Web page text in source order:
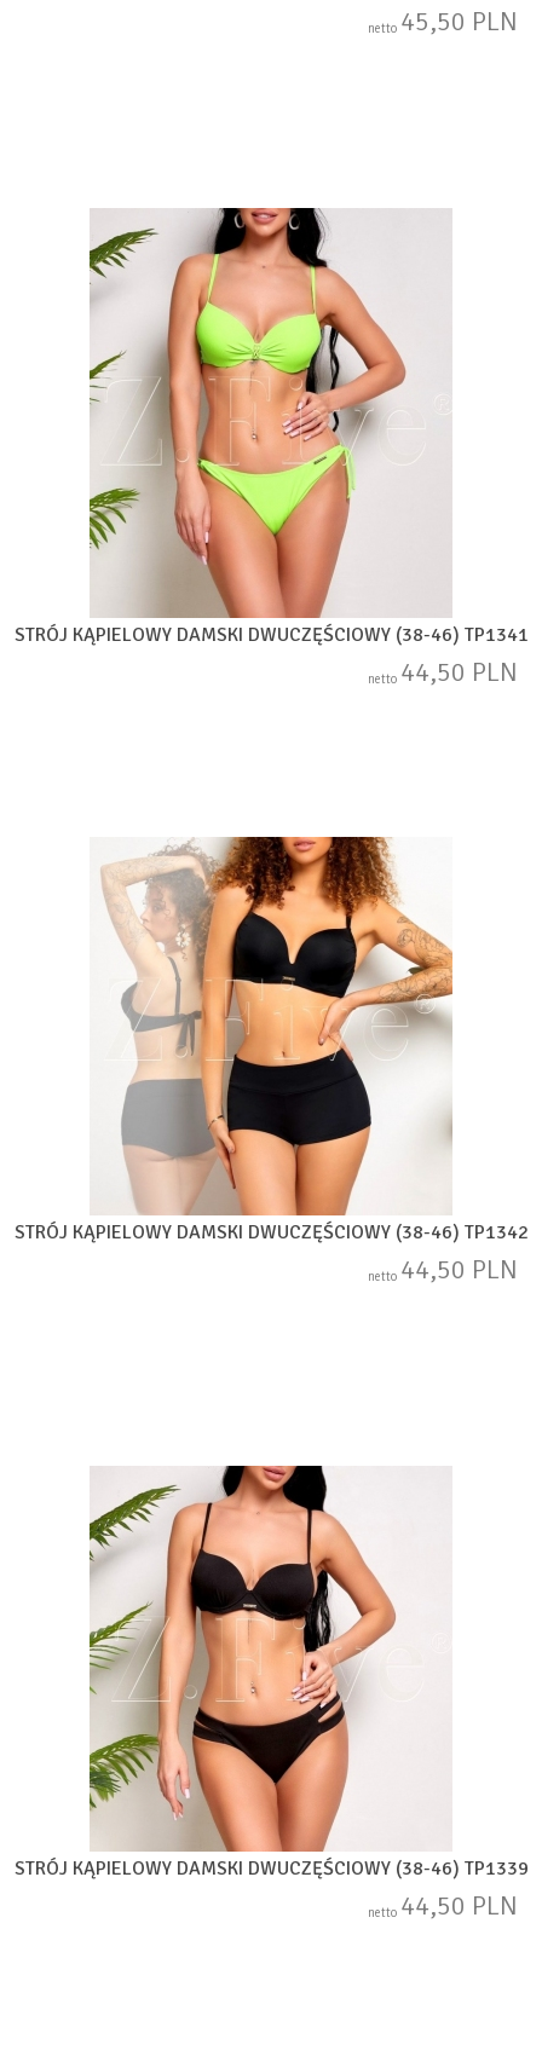
netto 45,50 PLN
STRÓJ KĄPIELOWY DAMSKI DWUCZĘŚCIOWY (38-46) TP1341
netto 44,50 PLN
STRÓJ KĄPIELOWY DAMSKI DWUCZĘŚCIOWY (38-46) TP1342
netto 44,50 PLN
STRÓJ KĄPIELOWY DAMSKI DWUCZĘŚCIOWY (38-46) TP1339
netto 44,50 PLN